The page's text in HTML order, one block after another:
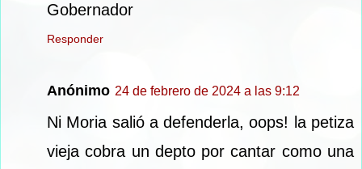
Gobernador
Responder
Anónimo 24 de febrero de 2024 a las 9:12
Ni Moria salió a defenderla, oops! la petiza
vieja cobra un depto por cantar como una